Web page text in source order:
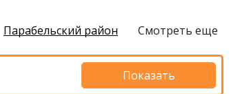
Парабельский район Смотреть еще
Показать